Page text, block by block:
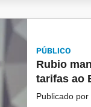
PÚBLICO
Rubio
tarifas ao
Publicado por